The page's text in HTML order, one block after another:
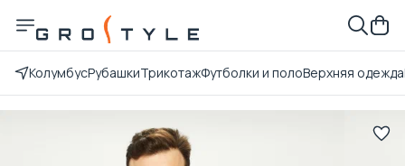
КолумбусРубашкиТрикотажФутболки и полоВерхняя одежда